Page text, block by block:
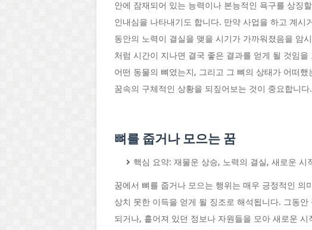
안에 잠재되어 있는 능력이나 본능적인 욕구를 상징
인내심을 나타내기도 합니다. 만약 사업을 하고 계시
동안의 노력이 결실을 맺을 시기가 가까워졌음을 암
처럼 시간이 지나면 결국 좋은 결과를 얻게 될 것임
어떤 동물의 뼈였는지, 그리고 그 뼈의 상태가 어떠
꿈속의 구체적인 상황을 되짚어보는 것이 중요합니다.
뼈를 줍거나 모으는 꿈
핵심 요약: 재물운 상승, 노력의 결실, 새로운
꿈에서 뼈를 줍거나 모으는 행위는 매우 긍정적인 의
상치 못한 이득을 얻게 될 징조로 해석됩니다. 그동
되거나, 흩어져 있던 정보나 자원들을 모아 새로운